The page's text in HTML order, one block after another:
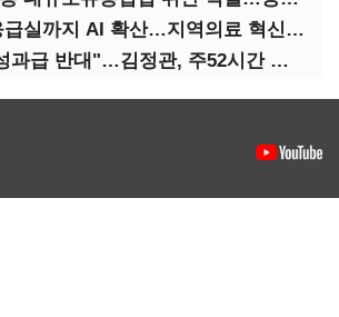
보건소부터 응급실까지 AI 확산…지역의료 혁신 본격화
"영업익 N% 성과급 반대"…김정관, 주52시간 손질 예고